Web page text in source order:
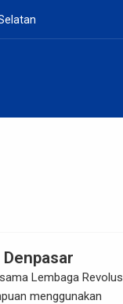
Lembaga
menggunakan